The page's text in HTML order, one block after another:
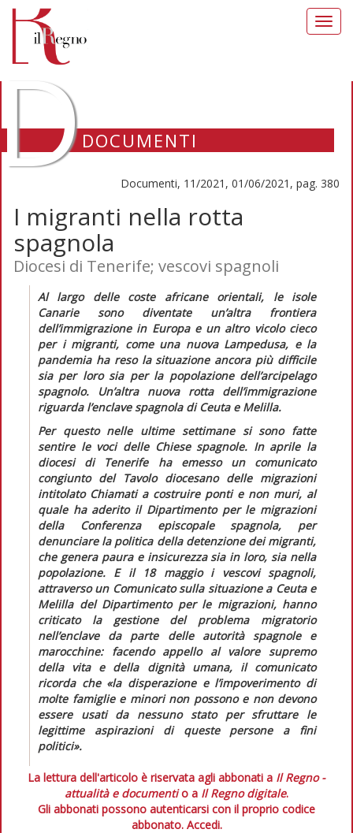
DOCUMENTI
Documenti, 11/2021, 01/06/2021, pag. 380
I migranti nella rotta
spagnola
Diocesi di Tenerife; vescovi spagnoli
Al largo delle coste africane orientali, le isole
Canarie sono diventate un’altra frontiera
dell’immigrazione in Europa e un altro vicolo cieco
per i migranti, come una nuova Lampedusa, e la
pandemia ha reso la situazione ancora più difficile
sia per loro sia per la popolazione dell’arcipelago
spagnolo. Un’altra nuova rotta dell’immigrazione
riguarda l’enclavespagnola di Ceuta e Melilla.
Per questo nelle ultime settimane si sono fatte
sentire le voci delle Chiese spagnole. In aprile la
diocesi di Tenerife ha emesso un comunicato
congiunto del Tavolo diocesano delle migrazioni
intitolato Chiamati a costruire ponti e non muri, al
quale ha aderito il Dipartimento per le migrazioni
della Conferenza episcopale spagnola, per
denunciare la politica della detenzione dei migranti,
che genera paura e insicurezza sia in loro, sia nella
popolazione. E il 18 maggio i vescovi spagnoli,
attraverso un Comunicato sulla situazione a Ceuta e
Melilla del Dipartimento per le migrazioni, hanno
criticato la gestione del problema migratorio
nell’enclaveda parte delle autorità spagnole e
marocchine: facendo appello al valore supremo
della vita e della dignità umana, il comunicato
ricorda che«la disperazione e l’impoverimento di
molte famiglie e minori non possono e non devono
essere usati da nessuno stato per sfruttare le
legittime aspirazioni di queste persone a fini
politici».
La lettura dell'articolo è riservata agli abbonati a Il Regno -
attualità e documentio a Il Regno digitale.
Gli abbonati possono autenticarsi con il proprio codice
abbonato. Accedi.